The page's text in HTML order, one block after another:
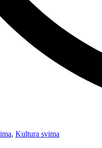
, Kultura svima